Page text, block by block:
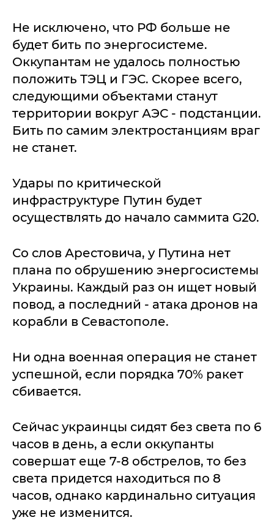
Не исключено, что РФ больше не
будет бить по энергосистеме.
Оккупантам не удалось полностью
положить ТЭЦ и ГЭС. Скорее всего,
следующими объектами станут
территории вокруг АЭС - подстанции.
Бить по самим электростанциям враг
не станет.
Удары по критической
инфраструктуре Путин будет
осуществлять до начало саммита G20.
Со слов Арестовича, у Путина нет
плана по обрушению энергосистемы
Украины. Каждый раз он ищет новый
повод, а последний - атака дронов на
корабли в Севастополе.
Ни одна военная операция не станет
успешной, если порядка 70% ракет
сбивается.
Сейчас украинцы сидят без света по 6
часов в день, а если оккупанты
совершат еще 7-8 обстрелов, то без
света придется находиться по 8
часов, однако кардинально ситуация
уже не изменится.